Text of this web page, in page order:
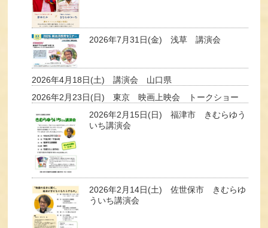
2026年7月31日(金) 浅草 講演会
2026年4月18日(土) 講演会 山口県
2026年2月23日(日) 東京 映画上映会 トークショー
2026年2月15日(日) 福津市 きむらゆう
いち講演会
2026年2月14日(土) 佐世保市 きむらゆ
ういち講演会